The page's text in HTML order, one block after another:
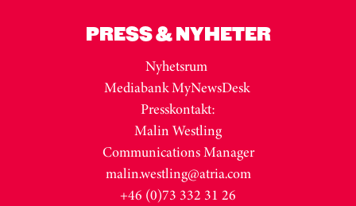
PRESS & NYHETER
Nyhetsrum
Mediabank MyNewsDesk
Presskontakt:
Malin Westling
Communications Manager
malin.westling@atria.com
+46 (0)73 332 31 26